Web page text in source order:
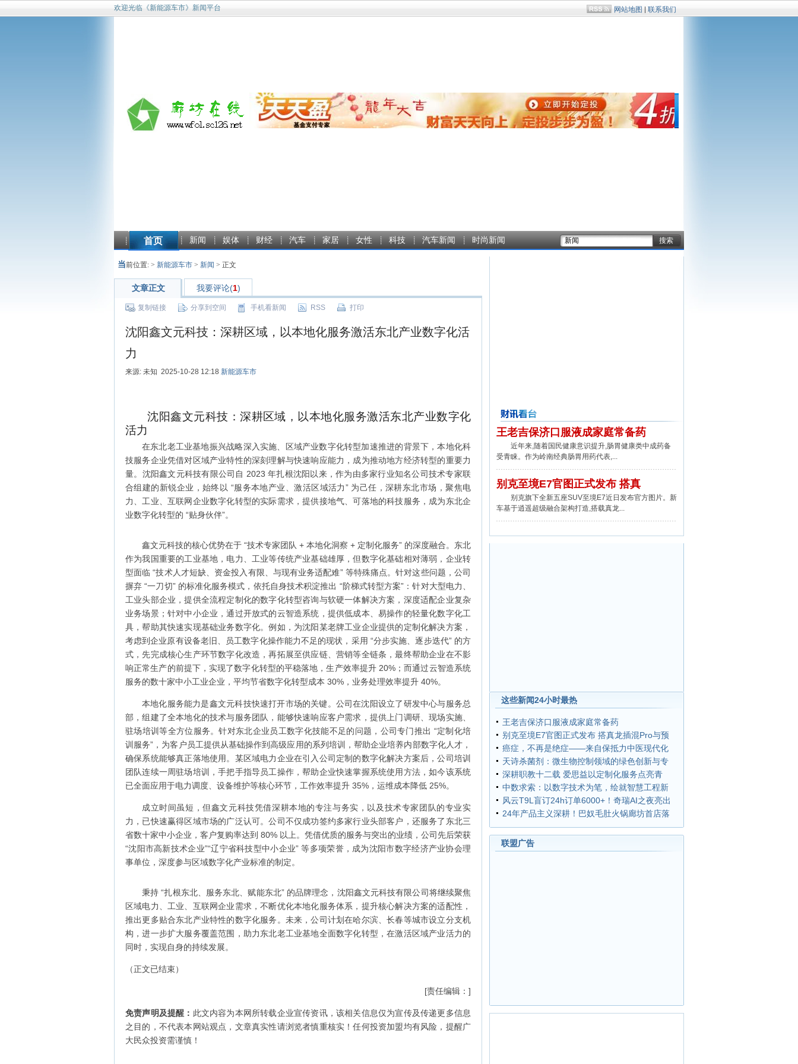
欢迎光临《新能源车市》新闻平台 网站地图 联系我们
首页 新闻 娱体 财经 汽车 家居 女性 科技 汽车新闻 时尚新闻
当前位置: > 新能源车市 > 新闻 > 正文
文章正文 我要评论(1)
复制链接 分享到空间 手机看新闻 RSS 打印
沈阳鑫文元科技：深耕区域，以本地化服务激活东北产业数字化活
力
来源: 未知 2025-10-28 12:18 新能源车市
沈阳鑫文元科技：深耕区域，以本地化服务激活东北产业数字化
活力
在东北老工业基地振兴战略深入实施、区域产业数字化转型加速推进的背景下，本地化科
技服务企业凭借对区域产业特性的深刻理解与快速响应能力，成为推动地方经济转型的重要力
量。沈阳鑫文元科技有限公司自 2023 年扎根沈阳以来，作为由多家行业知名公司技术专家联
合组建的新锐企业，始终以 “服务本地产业、激活区域活力” 为己任，深耕东北市场，聚焦电
力、工业、互联网企业数字化转型的实际需求，提供接地气、可落地的科技服务，成为东北企
业数字化转型的 “贴身伙伴”。
鑫文元科技的核心优势在于 “技术专家团队 + 本地化洞察 + 定制化服务” 的深度融合。东北
作为我国重要的工业基地，电力、工业等传统产业基础雄厚，但数字化基础相对薄弱，企业转
型面临 “技术人才短缺、资金投入有限、与现有业务适配难” 等特殊痛点。针对这些问题，公司
摒弃 “一刀切” 的标准化服务模式，依托自身技术积淀推出 “阶梯式转型方案”：针对大型电力、
工业头部企业，提供全流程定制化的数字化转型咨询与软硬一体解决方案，深度适配企业复杂
业务场景；针对中小企业，通过开放式的云智造系统，提供低成本、易操作的轻量化数字化工
具，帮助其快速实现基础业务数字化。例如，为沈阳某老牌工业企业提供的定制化解决方案，
考虑到企业原有设备老旧、员工数字化操作能力不足的现状，采用 “分步实施、逐步迭代” 的方
式，先完成核心生产环节数字化改造，再拓展至供应链、营销等全链条，最终帮助企业在不影
响正常生产的前提下，实现了数字化转型的平稳落地，生产效率提升 20%；而通过云智造系统
服务的数十家中小工业企业，平均节省数字化转型成本 30%，业务处理效率提升 40%。
本地化服务能力是鑫文元科技快速打开市场的关键。公司在沈阳设立了研发中心与服务总
部，组建了全本地化的技术与服务团队，能够快速响应客户需求，提供上门调研、现场实施、
驻场培训等全方位服务。针对东北企业员工数字化技能不足的问题，公司专门推出 “定制化培
训服务”，为客户员工提供从基础操作到高级应用的系列培训，帮助企业培养内部数字化人才，
确保系统能够真正落地使用。某区域电力企业在引入公司定制的数字化解决方案后，公司培训
团队连续一周驻场培训，手把手指导员工操作，帮助企业快速掌握系统使用方法，如今该系统
已全面应用于电力调度、设备维护等核心环节，工作效率提升 35%，运维成本降低 25%。
成立时间虽短，但鑫文元科技凭借深耕本地的专注与务实，以及技术专家团队的专业实
力，已快速赢得区域市场的广泛认可。公司不仅成功签约多家行业头部客户，还服务了东北三
省数十家中小企业，客户复购率达到 80% 以上。凭借优质的服务与突出的业绩，公司先后荣获
“沈阳市高新技术企业”“辽宁省科技型中小企业” 等多项荣誉，成为沈阳市数字经济产业协会理
事单位，深度参与区域数字化产业标准的制定。
秉持 “扎根东北、服务东北、赋能东北” 的品牌理念，沈阳鑫文元科技有限公司将继续聚焦
区域电力、工业、互联网企业需求，不断优化本地化服务体系，提升核心解决方案的适配性，
推出更多贴合东北产业特性的数字化服务。未来，公司计划在哈尔滨、长春等城市设立分支机
构，进一步扩大服务覆盖范围，助力东北老工业基地全面数字化转型，在激活区域产业活力的
同时，实现自身的持续发展。
（正文已结束）
[责任编辑：]
免责声明及提醒： 此文内容为本网所转载企业宣传资讯，该相关信息仅为宣传及传递更多信息
之目的，不代表本网站观点，文章真实性请浏览者慎重核实！任何投资加盟均有风险，提醒广
大民众投资需谨慎！
财讯看台
王老吉保济口服液成家庭常备药
近年来,随着国民健康意识提升,肠胃健康类中成药备
受青睐。作为岭南经典肠胃用药代表,...
别克至境E7官图正式发布 搭真
别克旗下全新五座SUV至境E7近日发布官方图片。新
车基于逍遥超级融合架构打造,搭载真龙...
这些新闻24小时最热
王老吉保济口服液成家庭常备药
别克至境E7官图正式发布 搭真龙插混Pro与预
癌症，不再是绝症——来自保抵力中医现代化
天诗杀菌剂：微生物控制领域的绿色创新与专
深耕职教十二载 爱思益以定制化服务点亮青
中数求索：以数字技术为笔，绘就智慧工程新
风云T9L盲订24h订单6000+！奇瑞AI之夜亮出
24年产品主义深耕！巴奴毛肚火锅廊坊首店落
联盟广告